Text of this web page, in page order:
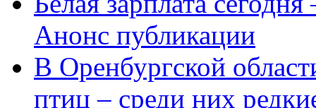
Анонс публикации
В Оренбургской
птиц – среди них